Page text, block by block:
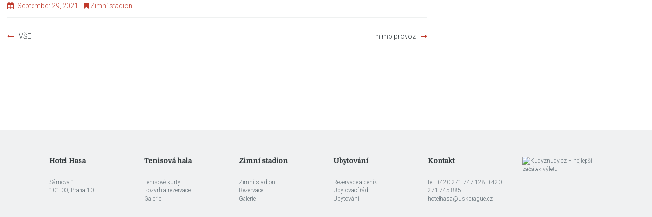
September 29, 2021 Zimní stadion
Post
VŠE mimo provoz
Hotel Hasa
Sámova 1
101 00, Praha 10
Tenisová hala
Tenisové kurty
Rozvrh a rezervace
Galerie
Zimní stadion
Zimní stadion
Rezervace
Galerie
Ubytování
Rezervace a ceník
Ubytovací řád
Ubytování
Kontakt
tel: +420 271 747 128, +420
271 745 885
hotelhasa@uskprague.cz